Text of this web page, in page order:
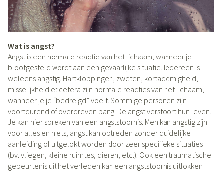
Wat is angst?
Angst is een normale reactie van het lichaam, wanneer je
blootgesteld wordt aan een gevaarlijke situatie. Iedereen is
weleens angstig. Hartkloppingen, zweten, kortademigheid,
misselijkheid et cetera zijn normale reacties van het lichaam,
wanneer je je “bedreigd” voelt. Sommige personen zijn
voortdurend of overdreven bang. De angst verstoort hun leven.
Je kan hier spreken van een angststoornis. Men kan angstig zijn
voor alles en niets; angst kan optreden zonder duidelijke
aanleiding of uitgelokt worden door zeer specifieke situaties
(bv. vliegen, kleine ruimtes, dieren, etc.). Ook een traumatische
gebeurtenis uit het verleden kan een angststoornis uitlokken